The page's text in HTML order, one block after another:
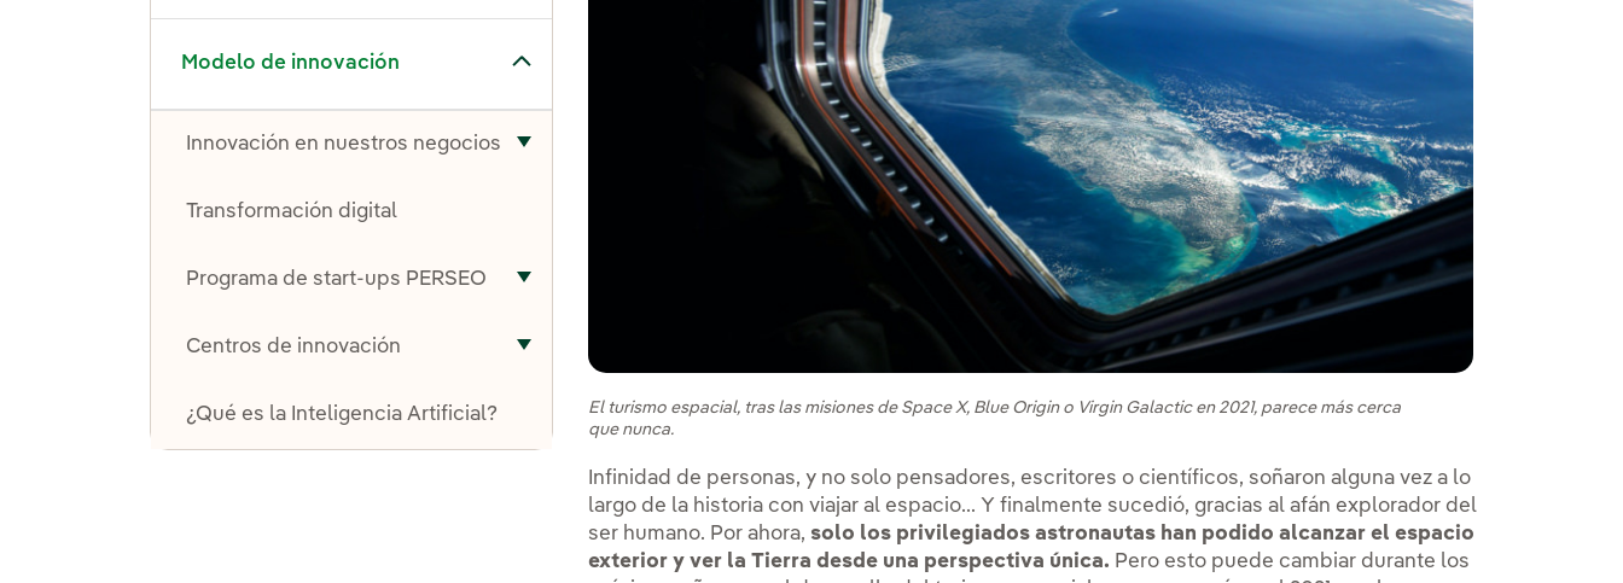
Modelo de innovación
Alternar el submenú para Modelo de innovación
Innovación en nuestros negocios
Alternar el submenú para Innovación en nuestros negocios
Transformación digital
Programa de start-ups PERSEO
Alternar el submenú para Programa de start-ups PERSEO
Centros de innovación
Alternar el submenú para Centros de innovación
¿Qué es la Inteligencia Artificial?
El turismo espacial, tras las misiones de Space X, Blue Origin o Virgin Galactic en 2021, parece más cerca
que nunca.
Infinidad de personas, y no solo pensadores, escritores o científicos, soñaron alguna vez a lo
largo de la historia con viajar al espacio... Y finalmente sucedió, gracias al afán explorador del
ser humano. Por ahora, solo los privilegiados astronautas han podido alcanzar el espacio
exterior y ver la Tierra desde una perspectiva única. Pero esto puede cambiar durante los